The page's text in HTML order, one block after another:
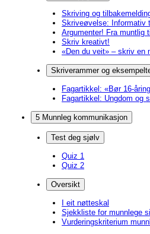
Skriving og
Skriveøvelse: Informativ
Argumenter! Fra muntlig
Skriv kreativt!
«Den du veit» – skriv en
Skriverammer og
Fagartikkel: «Bør 16-
Fagartikkel: Ungdom og
5 Munnleg kommunikasjon
Test deg sjølv
Quiz 1
Quiz 2
Oversikt
I eit nøtteskal
Sjekkliste for munnlege
Vurderingskriterium